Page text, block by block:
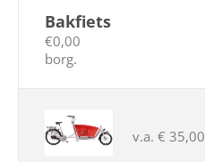
Bakfiets
€0,00
borg.
v.a. € 35,00